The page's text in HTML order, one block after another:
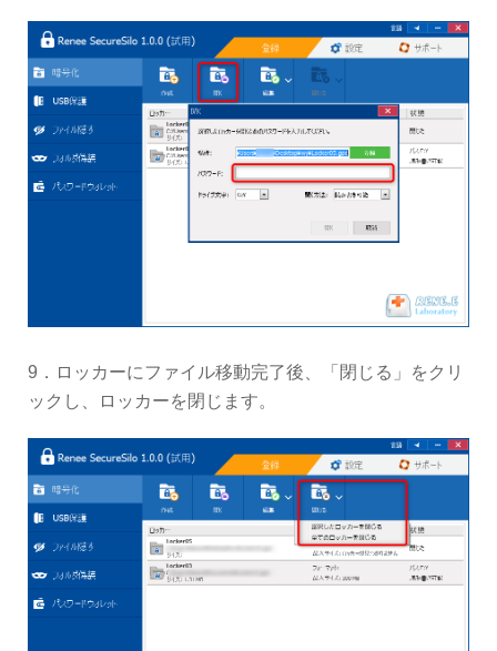
9．ロッカーにファイル移動完了後、「閉じる」をクリ
ックし、ロッカーを閉じます。